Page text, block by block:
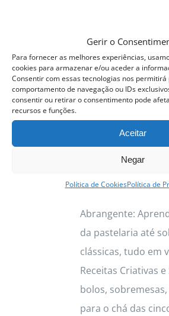
Gerir o
Para fornecer as melhores experiências,
cookies para armazenar e/ou aceder a
Consentir com essas tecnologias nos
comportamento de navegação ou IDs
consentir ou retirar o consentimento pode
recursos e funções.
Aceitar
Negar
Política de CookiesPolítica de
Curso
Vegan
475.00€
Próxima Edição:
Novembro
Porquê Escolher o
Abrangente:
da pastelaria até
clássicas, tudo em
Receitas Criativas
bolos,
para o chá das